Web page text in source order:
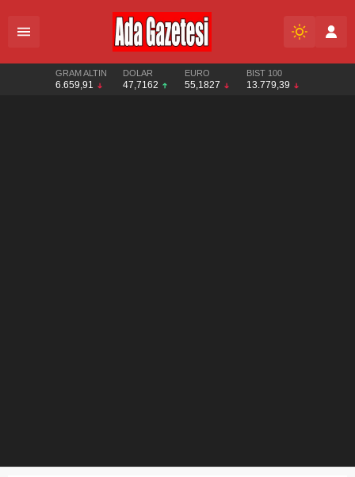
GRAM ALTIN
6.659,91
DOLAR
47,7162
EURO
55,1827
BIST 100
13.779,39